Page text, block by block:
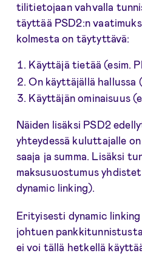
tilitietojaan vahvalla
täyttää PSD2:n
kolmesta on täytyttävä:
Käyttäjä tietää (esim.
On käyttäjällä
Käyttäjän ominaisuus
Näiden lisäksi PSD2
yhteydessä kuluttajalle
saaja ja summa. Lisäksi
maksusuostumus
dynamic linking).
Erityisesti dynamic
johtuen
ei voi tällä hetkellä